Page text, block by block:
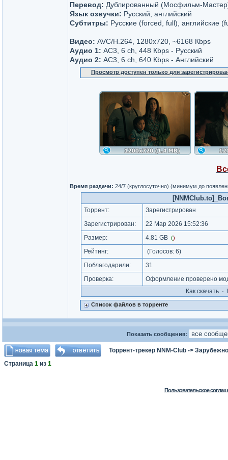
Перевод: Дублированный (Мосфильм-
Язык озвучки: Русский, английский
Субтитры: Русские (forced, full), английские
Видео: AVC/H.264, 1280x720, ~6168 Кbps
Аудио 1: AC3, 6 ch, 448 Кbps - Русский
Аудио 2: AC3, 6 ch, 640 Кbps - Английский
Просмотр доступен только для
Время раздачи: 24/7 (круглосуточно) (минимум до
Торрент:
Зарегистрирован
Зарегистрирован:
22 Мар 2026 15:52:36
Размер:
4.81 GB ()
Рейтинг: (Голосов: 6)
Поблагодарили:
31
Проверка:
Оформление проверено
Как cкачать·
Список файлов в торренте
Показать сообщения:
Торрент-трекер NNM-Club ->
Страница 1 из 1
Пользовательское